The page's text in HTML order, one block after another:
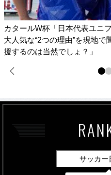
カタールW杯「日本代表ユニ
大人気な“2つの理由”を現地で
援するのは当然でしょ？」
サッカー